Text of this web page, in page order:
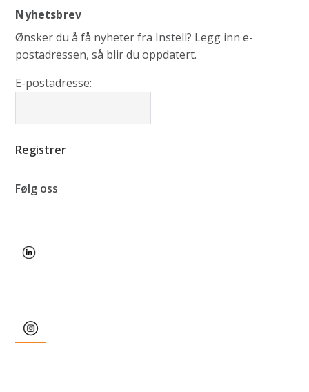
Nyhetsbrev
Ønsker du å få nyheter fra Instell? Legg inn e-
postadressen, så blir du oppdatert.
E-postadresse:
Følg oss